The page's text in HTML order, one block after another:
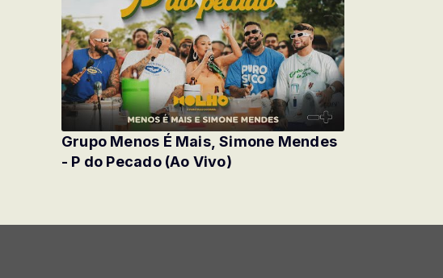
Grupo Menos É Mais, Simone Mendes
- P do Pecado (Ao Vivo)